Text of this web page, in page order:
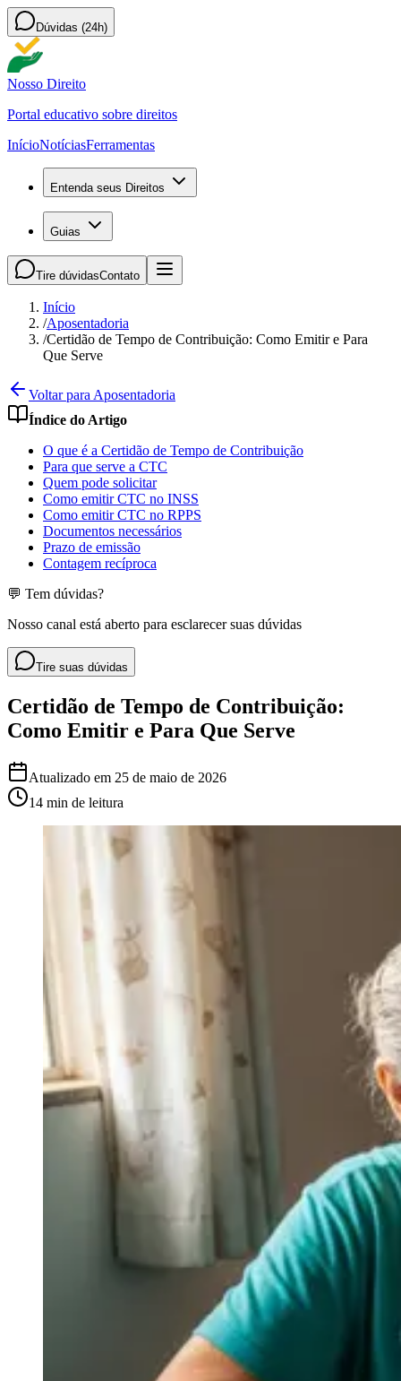
Dúvidas (24h)
Nosso Direito
Portal educativo sobre direitos
InícioNotíciasFerramentas
Entenda seus Direitos
Guias
Tire dúvidasContato
Início
/Aposentadoria
/Certidão de Tempo de Contribuição: Como Emitir e Para
Que Serve
Voltar para Aposentadoria
Índice do Artigo
O que é a Certidão de Tempo de Contribuição
Para que serve a CTC
Quem pode solicitar
Como emitir CTC no INSS
Como emitir CTC no RPPS
Documentos necessários
Prazo de emissão
Contagem recíproca
💬 Tem dúvidas?
Nosso canal está aberto para esclarecer suas dúvidas
Tire suas dúvidas
Certidão de Tempo de Contribuição:
Como Emitir e Para Que Serve
Atualizado em 25 de maio de 2026
14 min de leitura